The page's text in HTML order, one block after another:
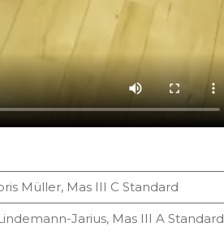
Müller, Mas III C Standard
Jarius, Mas III A Standard